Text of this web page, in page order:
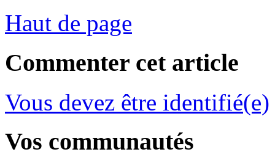
Haut de page
Commenter cet article
Vous devez être identifié(e)
Vos communautés